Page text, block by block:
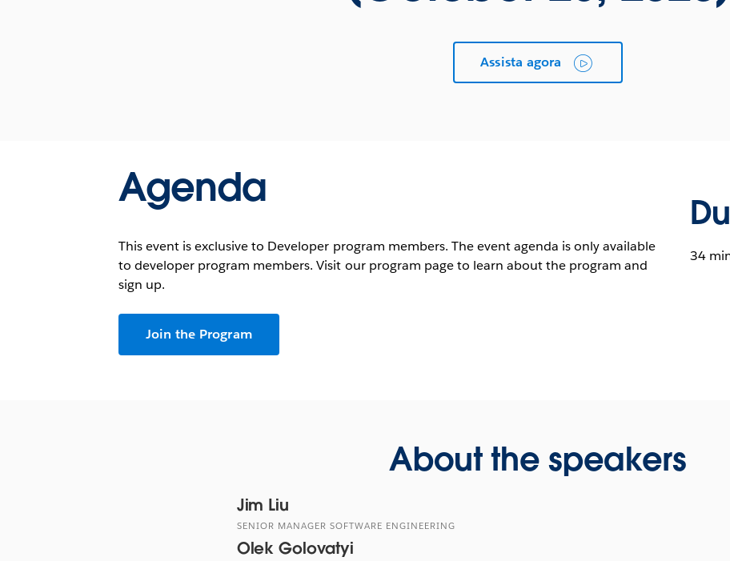
Assista agora
Agenda
This event is exclusive to Developer program members. The event agenda is only available
to developer program members. Visit our program page to learn about the program and
sign up.
Join the Program
34
About the speakers
Jim Liu
SENIOR MANAGER SOFTWARE ENGINEERING
Olek Golovatyi